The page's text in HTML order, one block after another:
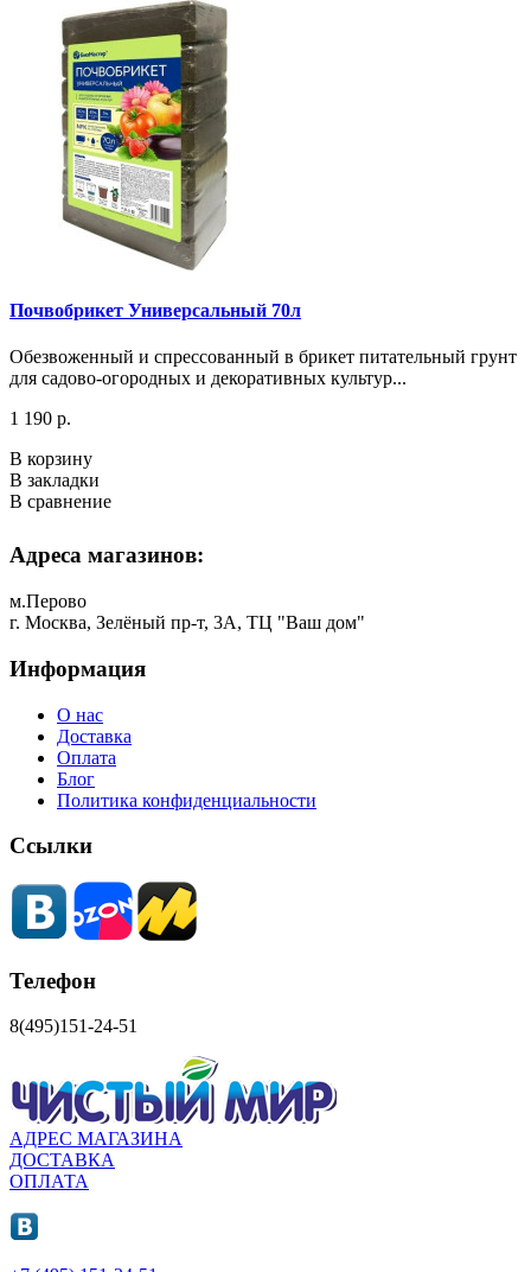
Почвобрикет Универсальный 70л
Обезвоженный и спрессованный в брикет питательный грунт
для садово-огородных и декоративных культур...
1 190 р.
В корзину
В закладки
В сравнение
Адреса магазинов:
м.Перово
г. Москва, Зелёный пр-т, 3А, ТЦ "Ваш дом"
Информация
О нас
Доставка
Оплата
Блог
Политика конфиденциальности
Ссылки
Телефон
8(495)151-24-51
АДРЕС МАГАЗИНА
ДОСТАВКА
ОПЛАТА